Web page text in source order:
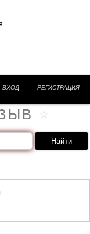
ВХОД РЕГИСТРАЦИЯ